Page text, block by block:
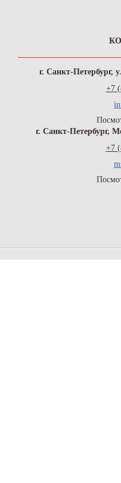
г. Санкт-Петербург,
+7
г. Санкт-Петербург,
+7